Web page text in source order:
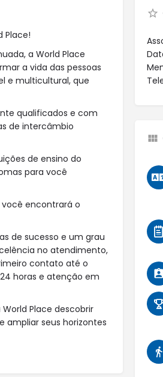
Place!
a World Place
a vida das pessoas
e multicultural, que
qualificados e com
de intercâmbio
de ensino do
para você
encontrará o
de sucesso e um grau
no atendimento,
contato até o
horas e atenção em
World Place descobrir
ampliar seus horizontes